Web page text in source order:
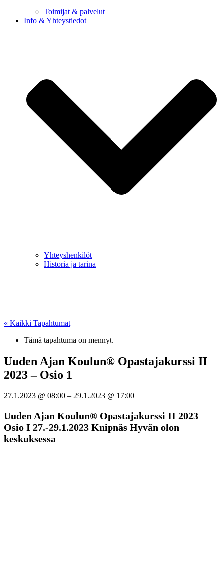
Toimijat & palvelut
Info & Yhteystiedot
Yhteyshenkilöt
Historia ja tarina
« Kaikki Tapahtumat
Tämä tapahtuma on mennyt.
Uuden Ajan Koulun® Opastajakurssi II
2023 – Osio 1
27.1.2023 @ 08:00 – 29.1.2023 @ 17:00
Uuden Ajan Koulun® Opastajakurssi II 2023
Osio I 27.-29.1.2023 Knipnäs Hyvän olon
keskuksessa